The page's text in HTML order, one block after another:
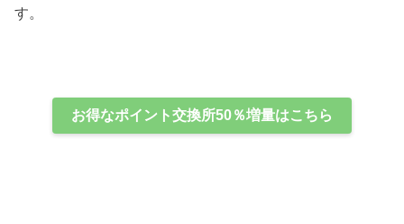
す。
お得なポイント交換所50％増量はこちら